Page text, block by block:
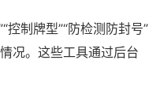
制牌型”“防检测防封号”
况。这些工具通过后台